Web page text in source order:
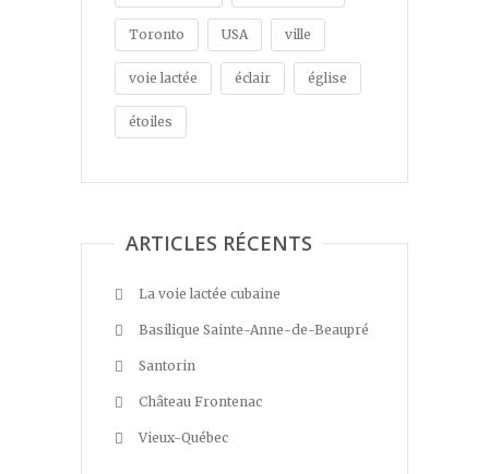
Toronto USA ville
voie lactée éclair église
étoiles
ARTICLES RÉCENTS
La voie lactée cubaine
Basilique Sainte-Anne-de-Beaupré
Santorin
Château Frontenac
Vieux-Québec